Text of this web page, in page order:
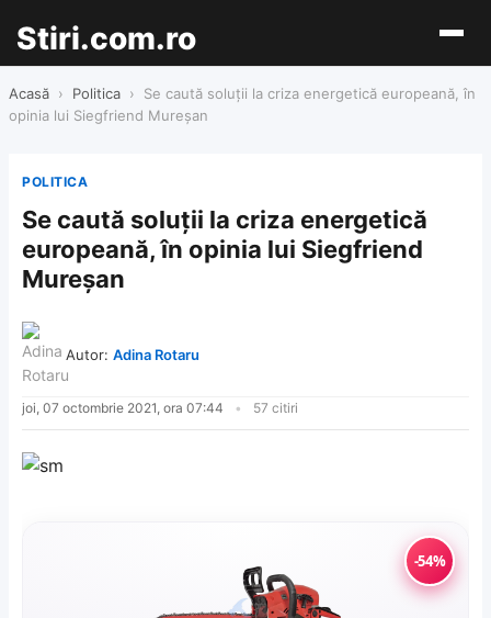
Stiri.com.ro
Acasă › Politica ›
Se caută soluții la criza energetică europeană, în
opinia lui Siegfriend Mureşan
POLITICA
Se caută soluții la criza energetică
europeană, în opinia lui Siegfriend
Mureşan
Autor: Adina Rotaru
joi, 07 octombrie 2021, ora 07:44 57 citiri
-54%